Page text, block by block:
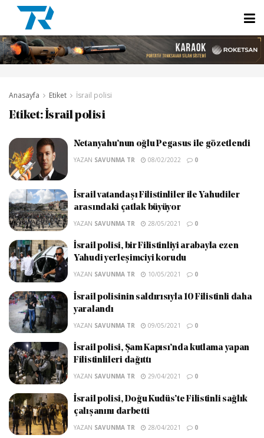
Anasayfa Etiket İsrail polisi
Etiket:İsrail polisi
Netanyahu’nun oğlu Pegasus ile gözetlendi
YAZAN SAVUNMA TR 08/02/2022 0
İsrail vatandaşı Filistinliler ile Yahudiler
arasındaki çatlak büyüyor
YAZAN SAVUNMA TR 28/05/2021 0
İsrail polisi, bir Filistinliyi arabayla ezen
Yahudi yerleşimciyi korudu
YAZAN SAVUNMA TR 10/05/2021 0
İsrail polisinin saldırısıyla 10 Filistinli daha
yaralandı
YAZAN SAVUNMA TR 09/05/2021 0
İsrail polisi, Şam Kapısı’nda kutlama yapan
Filistinlileri dağıttı
YAZAN SAVUNMA TR 29/04/2021 0
İsrail polisi, Doğu Kudüs’te Filistinli sağlık
çalışanını darbetti
YAZAN SAVUNMA TR 28/04/2021 0